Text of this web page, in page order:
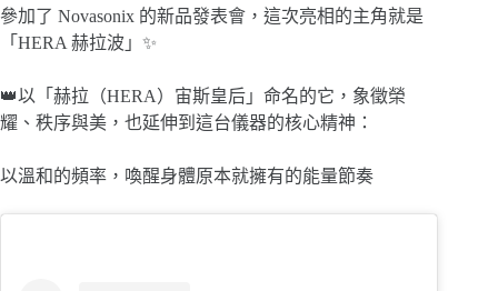
參加了 Novasonix 的新品發表會，這次亮相的主角就是
「HERA 赫拉波」✨
👑以「赫拉（HERA）宙斯皇后」命名的它，象徵榮
耀、秩序與美，也延伸到這台儀器的核心精神：
以溫和的頻率，喚醒身體原本就擁有的能量節奏